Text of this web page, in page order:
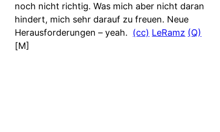
noch nicht richtig. Was mich aber nicht daran
hindert, mich sehr darauf zu freuen. Neue
Herausforderungen – yeah.
(cc) LeRamz (Q)
[M]